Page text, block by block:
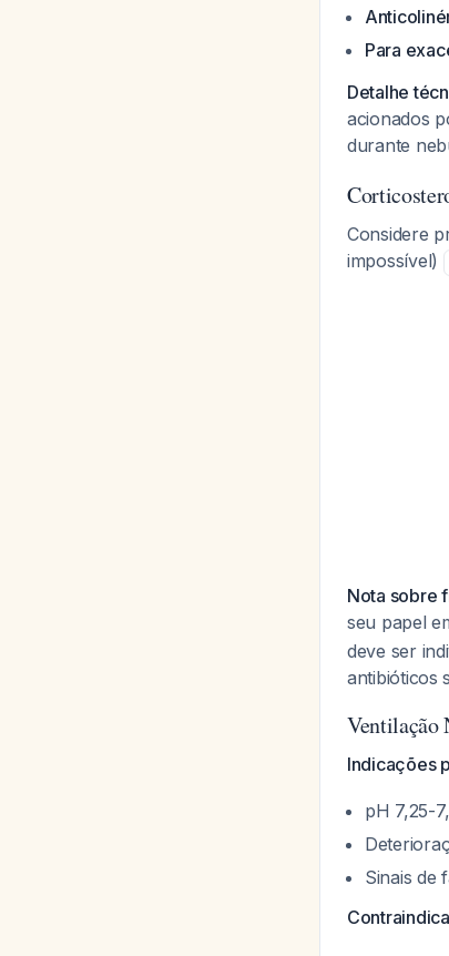
Para
Detalhe
acionados
durante
Considere
impossível)
Nota sobre
seu papel
deve ser
antibióticos
Ventilação
Indicações
pH 7,25-
Sinais de